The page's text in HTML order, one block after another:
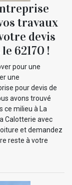
travaux
devis
62170 !
pour une
une
pour devis de
avons trouvé
ce milieu à La
Calotterie avec
et demandez
reste à votre